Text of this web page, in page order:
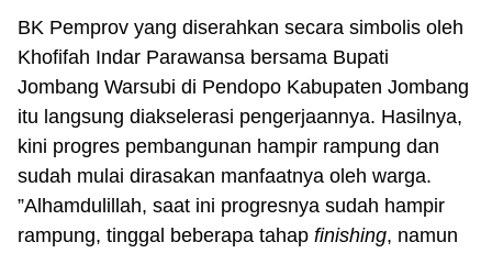
BK Pemprov yang diserahkan secara simbolis oleh
Khofifah Indar Parawansa bersama Bupati
Jombang Warsubi di Pendopo Kabupaten Jombang
itu langsung diakselerasi pengerjaannya. Hasilnya,
kini progres pembangunan hampir rampung dan
sudah mulai dirasakan manfaatnya oleh warga.
”Alhamdulillah, saat ini progresnya sudah hampir
rampung, tinggal beberapa tahap finishing, namun